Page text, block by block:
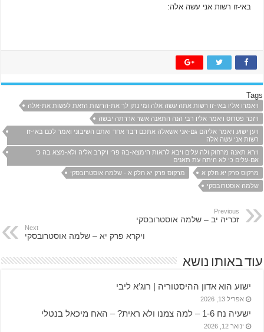
באי-זו רשות אני עשה אלה:
Tags
ויאמרו אליו באי-זו רשות אתה עשה אלה ומי נתן לך את-הרשות הזאת לעשות את-אלה
ויזכר פטרוס ויאמר אליו רבי הנה התאנה אשר אררתה יבשה
ויען ישוע ויאמר אליהם גם-אני אשאלה אתכם דבר אחד ואתם השיבוני ואמר לכם באי-זו
רשות אני עשה אלה
וירא תאנה מרחוק ולה עלים ויבא לראות הימצא-בה פרי ויקרב אליה ולא-מצא בה כי
אם-עלים כי לא היתה עת תאנים
מרקוס פרק יא חלק א
מרקוס פרק יא חלק א - שלמה אוסטרובסקי
שלמה אוסטרובסקי
Previous
זכריה יב – שלמה אוסטרובסקי
Next
ויקרא פרק יא – שלמה אוסטרובסקי
עוד באותו נושא
ישוע הוא אדון ההיסטוריה | רוג’א ליבי
אפריל 13, 2026
ישעיה נח 1-6 – למה צמנו ולא ראית? – האח מיכאל בנטלי
ינואר 12, 2026